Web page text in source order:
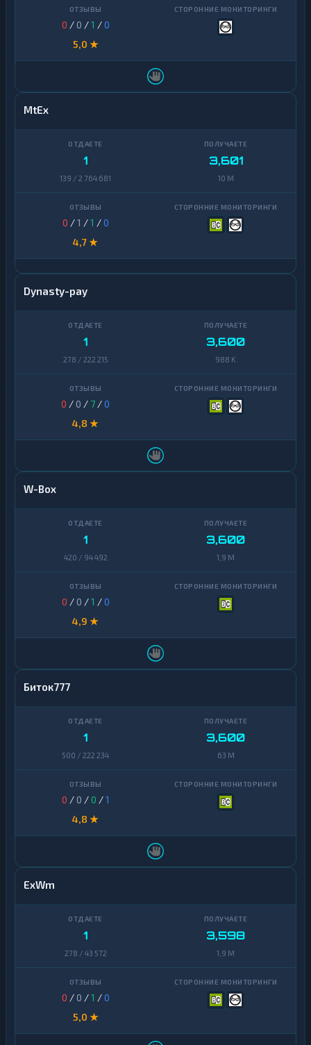
0 / 0 /1 /0
5,0 ★
MtEx
1
139 / 2 764 681
3,601
10 M
0 /1 /1 /0
4,7 ★
Dynasty-pay
1
278 / 222 215
3,600
988 K
0 / 0 / 7 /0
4,8 ★
W-Box
1
420 / 94 492
3,600
1,9 M
0 / 0 /1 /0
4,9 ★
Биток777
1
500 / 222 234
3,600
63 M
0 / 0 /0 /1
4,8 ★
ExWm
1
278 / 43 572
3,598
1,9 M
0 / 0 /1 /0
5,0 ★